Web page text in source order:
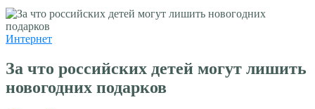
Интернет
За что российских детей могут лишить
новогодних подарков